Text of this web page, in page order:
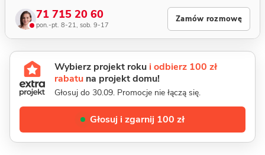
71 715 20 60
pon.-pt. 8-21, sob. 9-17
Zamów rozmowę
Wybierz projekt roku i odbierz 100 zł
rabatu na projekt domu!
Głosuj do 30.09. Promocje nie łączą się.
Głosuj i zgarnij 100 zł